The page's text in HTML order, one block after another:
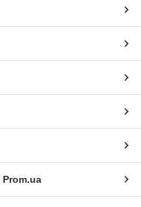
Prom.ua